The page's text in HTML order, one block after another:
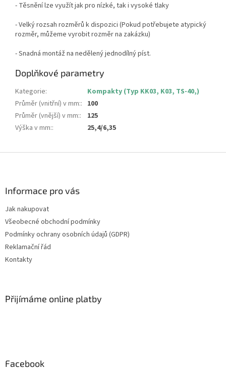
- Těsnění lze využít jak pro nízké, tak i vysoké tlaky
- Velký rozsah rozměrů k dispozici (Pokud potřebujete atypický
rozměr, můžeme vyrobit rozměr na zakázku)
- Snadná montáž na nedělený jednodílný píst.
Doplňkové parametry
Kategorie:
Kompakty (Typ KK03, K03, TS-40,)
Průměr (vnitřní) v mm:: 100
Průměr (vnější) v mm::
125
Výška v mm:: 25,4/6,35
Informace pro vás
Jak nakupovat
Všeobecné obchodní podmínky
Podmínky ochrany osobních údajů (GDPR)
Reklamační řád
Kontakty
Přijímáme online platby
Facebook